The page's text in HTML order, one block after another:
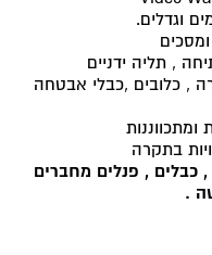
, תליה ידניים
, כלובים ,כבלי אבטחה
ומתכווננות
בתקרה
, כבלים , פנלים מחברים
.